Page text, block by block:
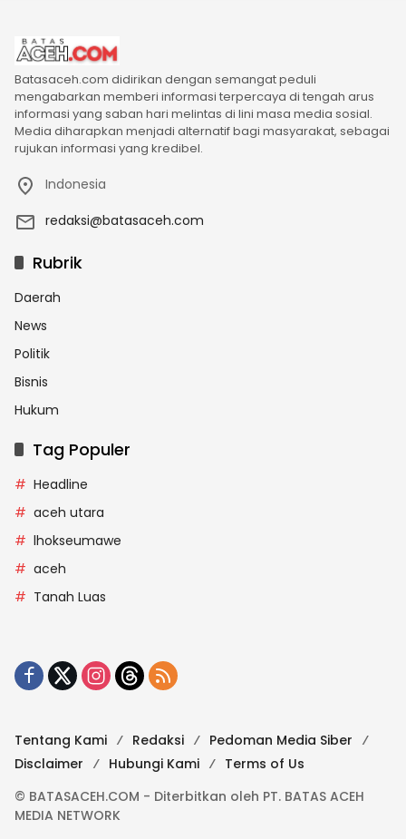
Batasaceh.com didirikan dengan semangat peduli
mengabarkan memberi informasi terpercaya di tengah arus
informasi yang saban hari melintas di lini masa media sosial.
Media diharapkan menjadi alternatif bagi masyarakat, sebagai
rujukan informasi yang kredibel.
Indonesia
redaksi@batasaceh.com
Rubrik
Daerah
News
Politik
Bisnis
Hukum
Tag Populer
Headline
aceh utara
lhokseumawe
aceh
Tanah Luas
Tentang Kami Redaksi
Pedoman Media Siber
Disclaimer
Hubungi Kami
Terms of Us
© BATASACEH.COM - Diterbitkan oleh PT. BATAS ACEH
MEDIA NETWORK